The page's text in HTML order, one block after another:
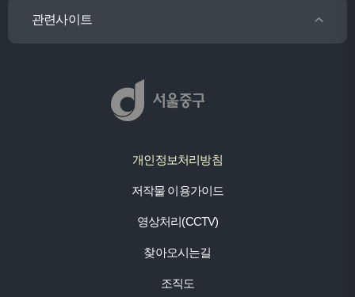
관련사이트
개인정보처리방침
저작물 이용가이드
영상처리(CCTV)
찾아오시는길
조직도